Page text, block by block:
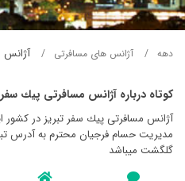
دهه آژانس های مسافرتی آژانس
کوتاه درباره آژانس مسافرتی پيك سفر
آژانس مسافرتی پيك سفر تبريز در کشور
مدیریت حسام فرجیان محترم به آدرس
گلگشت میباشد